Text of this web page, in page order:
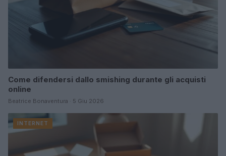
Come difendersi dallo smishing durante gli acquisti
online
Beatrice Bonaventura · 5 Giu 2026
INTERNET